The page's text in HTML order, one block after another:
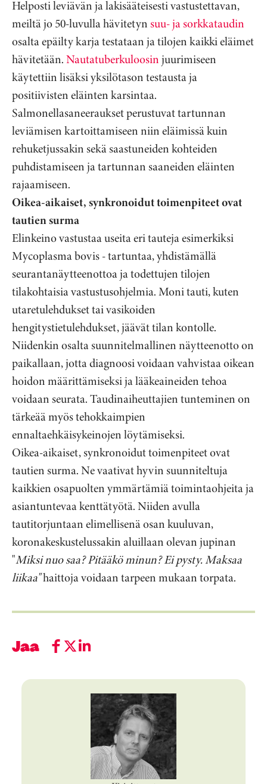
Helposti leviävän ja lakisääteisesti vastustettavan,
meiltä jo 50-luvulla hävitetynsuu- ja sorkkataudin
osalta epäilty karja testataan ja tilojen kaikki eläimet
hävitetään.Nautatuberkuloosinjuurimiseen
käytettiin lisäksi yksilötason testausta ja
positiivisten eläinten karsintaa.
Salmonellasaneeraukset perustuvat tartunnan
leviämisen kartoittamiseen niin eläimissä kuin
rehuketjussakin sekä saastuneiden kohteiden
puhdistamiseen ja tartunnan saaneiden eläinten
rajaamiseen.
Oikea-aikaiset, synkronoidut toimenpiteet ovat
tautien surma
Elinkeino vastustaa useita eri tauteja esimerkiksi
Mycoplasma bovis - tartuntaa, yhdistämällä
seurantanäytteenottoa ja todettujen tilojen
tilakohtaisia vastustusohjelmia. Moni tauti, kuten
utaretulehdukset tai vasikoiden
hengitystietulehdukset, jäävät tilan kontolle.
Niidenkin osalta suunnitelmallinen näytteenotto on
paikallaan, jotta diagnoosi voidaan vahvistaa oikean
hoidon määrittämiseksi ja lääkeaineiden tehoa
voidaan seurata. Taudinaiheuttajien tunteminen on
tärkeää myös tehokkaimpien
ennaltaehkäisykeinojen löytämiseksi.
Oikea-aikaiset, synkronoidut toimenpiteet ovat
tautien surma. Ne vaativat hyvin suunniteltuja
kaikkien osapuolten ymmärtämiä toimintaohjeita ja
asiantuntevaa kenttätyötä. Niiden avulla
tautitorjuntaan elimellisenä osan kuuluvan,
koronakeskustelussakin aluillaan olevan jupinan
"Miksi nuo saa? Pitääkö minun? Ei pysty. Maksaa
liikaa"haittoja voidaan tarpeen mukaan torpata.
Jaa